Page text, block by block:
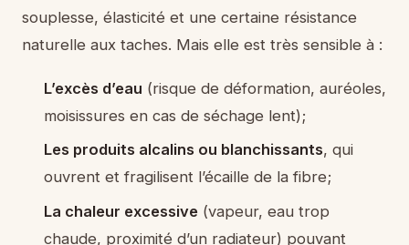
souplesse, élasticité et une certaine résistance
naturelle aux taches. Mais elle est très sensible à :
L’excès d’eau (risque de déformation, auréoles,
moisissures en cas de séchage lent);
Les produits alcalins ou blanchissants, qui
ouvrent et fragilisent l’écaille de la fibre;
La chaleur excessive(vapeur, eau trop
chaude, proximité d’un radiateur) pouvant